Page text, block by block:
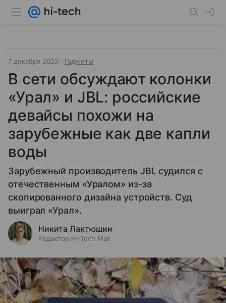
7 декабря 2023 Гаджеты
В сети обсуждают колонки
«Урал» и JBL: российские
девайсы похожи на
зарубежные как две капли
воды
Зарубежный производитель JBL судился с
отечественным «Уралом» из-за
скопированного дизайна устройств. Суд
выиграл «Урал».
Никита Лактюшин
Редактор Hi-Tech Mail